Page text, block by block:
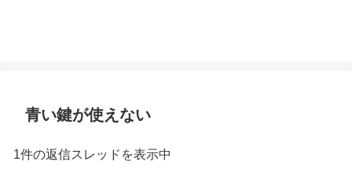
青い鍵が使えない
1件の返信スレッドを表示中